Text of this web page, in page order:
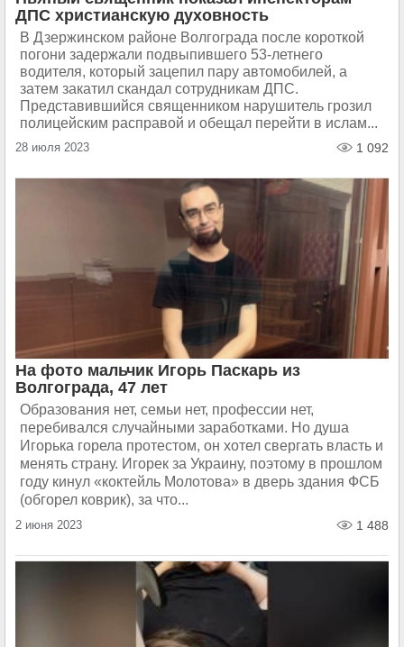
ДПС христианскую духовность
В Дзержинском районе Волгограда после короткой
погони задержали подвыпившего 53-летнего
водителя, который зацепил пару автомобилей, а
затем закатил скандал сотрудникам ДПС.
Представившийся священником нарушитель грозил
полицейским расправой и обещал перейти в ислам...
28 июля 2023 1 092
На фото мальчик Игорь Паскарь из
Волгограда, 47 лет
Образования нет, семьи нет, профессии нет,
перебивался случайными заработками. Но душа
Игорька горела протестом, он хотел свергать власть и
менять страну. Игорек за Украину, поэтому в прошлом
году кинул «коктейль Молотова» в дверь здания ФСБ
(обгорел коврик), за что...
2 июня 2023 1 488